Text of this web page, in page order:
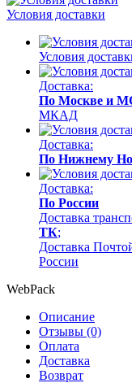
Условия доставки
Условия
Доставка:
По Москве и
МКАД
Доставка:
По Нижнему
Доставка:
По России
Доставка
ТК;
Доставка
России
WebPack
Описание
Отзывы (0)
Оплата
Доставка
Возврат